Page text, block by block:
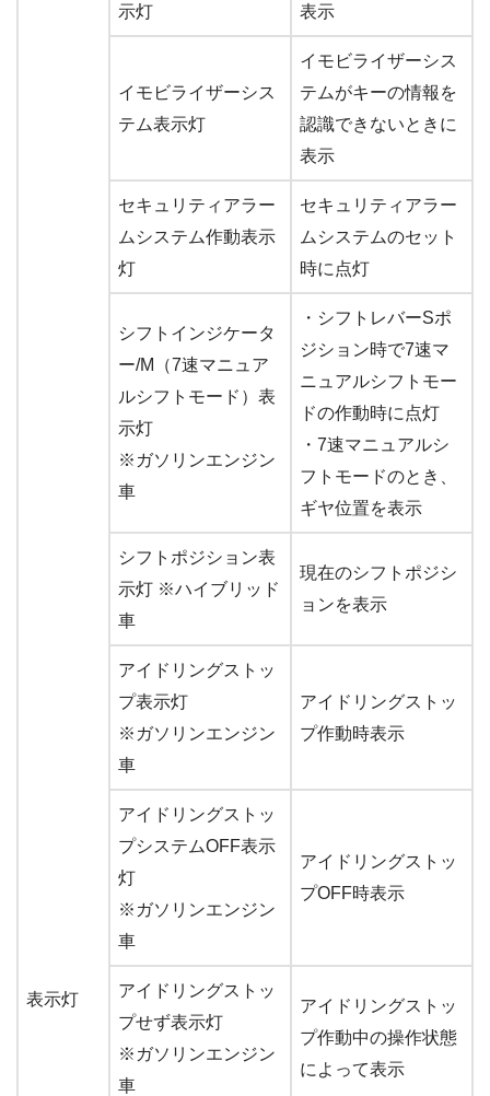
表示灯
示灯
表示
イモビライザーシス
テム表示灯
イモビライザーシス
テムがキーの情報を
認識できないときに
表示
セキュリティアラー
ムシステム作動表示
灯
セキュリティアラー
ムシステムのセット
時に点灯
シフトインジケータ
ー/M（7速マニュア
ルシフトモード）表
示灯
※ガソリンエンジン
車
・シフトレバーSポ
ジション時で7速マ
ニュアルシフトモー
ドの作動時に点灯
・7速マニュアルシ
フトモードのとき、
ギヤ位置を表示
シフトポジション表
示灯 ※ハイブリッド
車
現在のシフトポジシ
ョンを表示
アイドリングストッ
プ表示灯
※ガソリンエンジン
車
アイドリングストッ
プ作動時表示
アイドリングストッ
プシステムOFF表示
灯
※ガソリンエンジン
車
アイドリングストッ
プOFF時表示
アイドリングストッ
プせず表示灯
※ガソリンエンジン
車
アイドリングストッ
プ作動中の操作状態
によって表示